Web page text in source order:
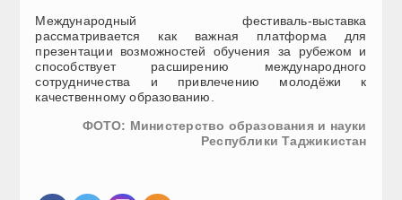
Международный фестиваль-выставка
рассматривается как важная платформа для
презентации возможностей обучения за рубежом и
способствует расширению международного
сотрудничества и привлечению молодёжи к
качественному образованию.
ФОТО: Министерство образования и науки
Республики Таджикистан